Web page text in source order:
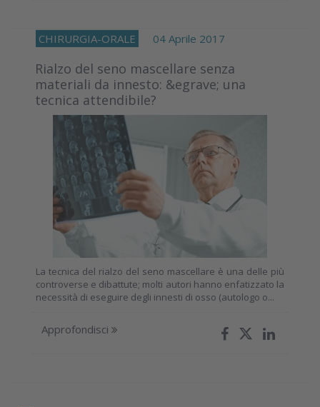
CHIRURGIA-ORALE 04 Aprile 2017
Rialzo del seno mascellare senza
materiali da innesto: &egrave; una
tecnica attendibile?
La tecnica del rialzo del seno mascellare è una delle più
controverse e dibattute; molti autori hanno enfatizzato la
necessità di eseguire degli innesti di osso (autologo o...
Approfondisci